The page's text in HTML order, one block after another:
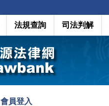
法規查詢 司法判解
會員登入